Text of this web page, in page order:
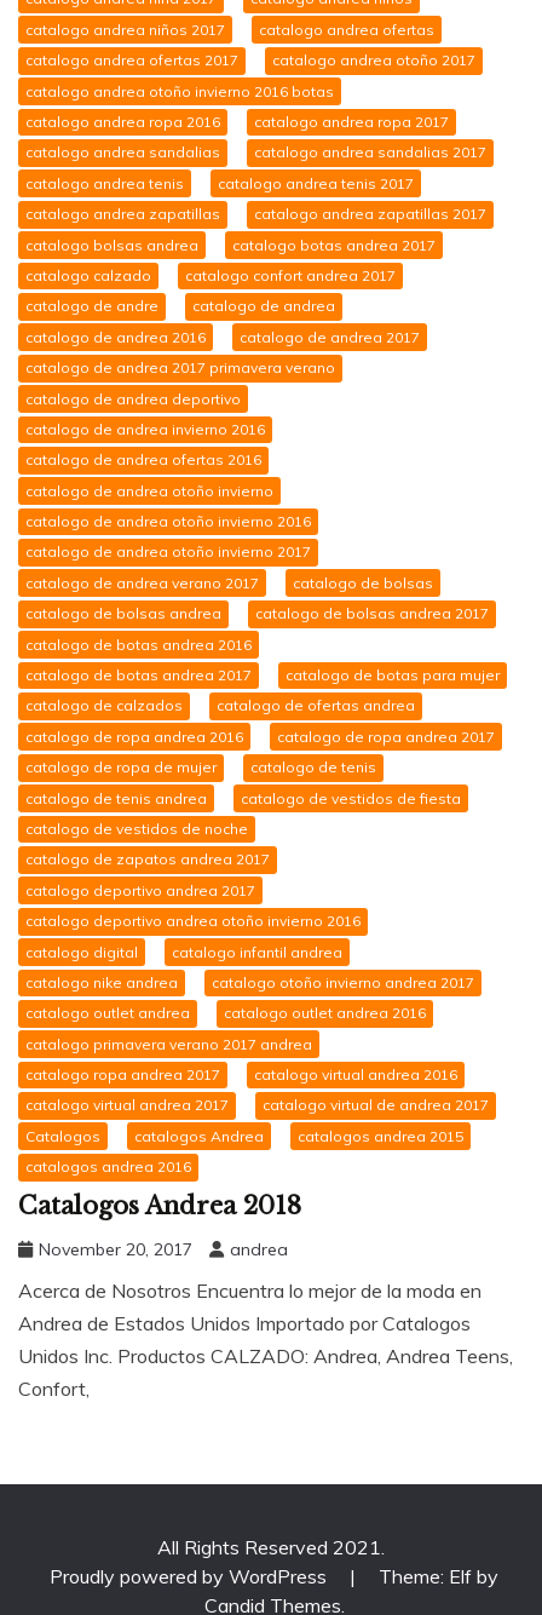
catalogo andrea niños 2017
catalogo andrea ofertas
catalogo andrea ofertas 2017
catalogo andrea otoño 2017
catalogo andrea otoño invierno 2016 botas
catalogo andrea ropa 2016
catalogo andrea ropa 2017
catalogo andrea sandalias
catalogo andrea sandalias 2017
catalogo andrea tenis
catalogo andrea tenis 2017
catalogo andrea zapatillas
catalogo andrea zapatillas 2017
catalogo bolsas andrea
catalogo botas andrea 2017
catalogo calzado
catalogo confort andrea 2017
catalogo de andre
catalogo de andrea
catalogo de andrea 2016
catalogo de andrea 2017
catalogo de andrea 2017 primavera verano
catalogo de andrea deportivo
catalogo de andrea invierno 2016
catalogo de andrea ofertas 2016
catalogo de andrea otoño invierno
catalogo de andrea otoño invierno 2016
catalogo de andrea otoño invierno 2017
catalogo de andrea verano 2017
catalogo de bolsas
catalogo de bolsas andrea
catalogo de bolsas andrea 2017
catalogo de botas andrea 2016
catalogo de botas andrea 2017
catalogo de botas para mujer
catalogo de calzados
catalogo de ofertas andrea
catalogo de ropa andrea 2016
catalogo de ropa andrea 2017
catalogo de ropa de mujer
catalogo de tenis
catalogo de tenis andrea
catalogo de vestidos de fiesta
catalogo de vestidos de noche
catalogo de zapatos andrea 2017
catalogo deportivo andrea 2017
catalogo deportivo andrea otoño invierno 2016
catalogo digital
catalogo infantil andrea
catalogo nike andrea
catalogo otoño invierno andrea 2017
catalogo outlet andrea
catalogo outlet andrea 2016
catalogo primavera verano 2017 andrea
catalogo ropa andrea 2017
catalogo virtual andrea 2016
catalogo virtual andrea 2017
catalogo virtual de andrea 2017
Catalogos
catalogos Andrea
catalogos andrea 2015
catalogos andrea 2016
Catalogos Andrea 2018
November 20, 2017 andrea
Acerca de Nosotros Encuentra lo mejor de la moda en
Andrea de Estados Unidos Importado por Catalogos
Unidos Inc. Productos CALZADO: Andrea, Andrea Teens,
Confort,
All Rights Reserved 2021.
Proudly powered by WordPress
|
Theme: Elf by
Candid Themes